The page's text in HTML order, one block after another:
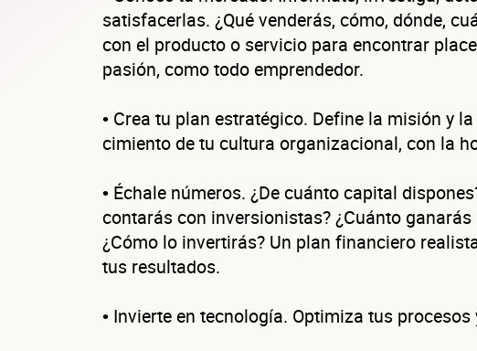
satisfacerlas. ¿Qué venderás, cómo, dónde,
con el producto o servicio para encontrar
pasión, como todo emprendedor.
• Crea tu plan estratégico. Define la misión y
cimiento de tu cultura organizacional, con la
• Échale números. ¿De cuánto capital
contarás con inversionistas? ¿Cuánto
¿Cómo lo invertirás? Un plan financiero
tus resultados.
• Invierte en tecnología. Optimiza tus